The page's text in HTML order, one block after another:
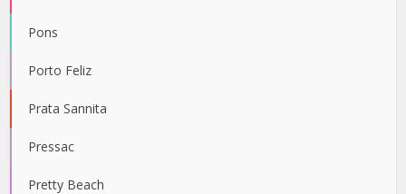
Pons
Porto Feliz
Prata Sannita
Pressac
Pretty Beach